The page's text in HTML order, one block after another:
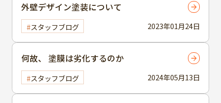
2023年01月24日
外壁デザイン塗装について
スタッフブログ
2024年05月13日
何故、 塗膜は劣化するのか
スタッフブログ